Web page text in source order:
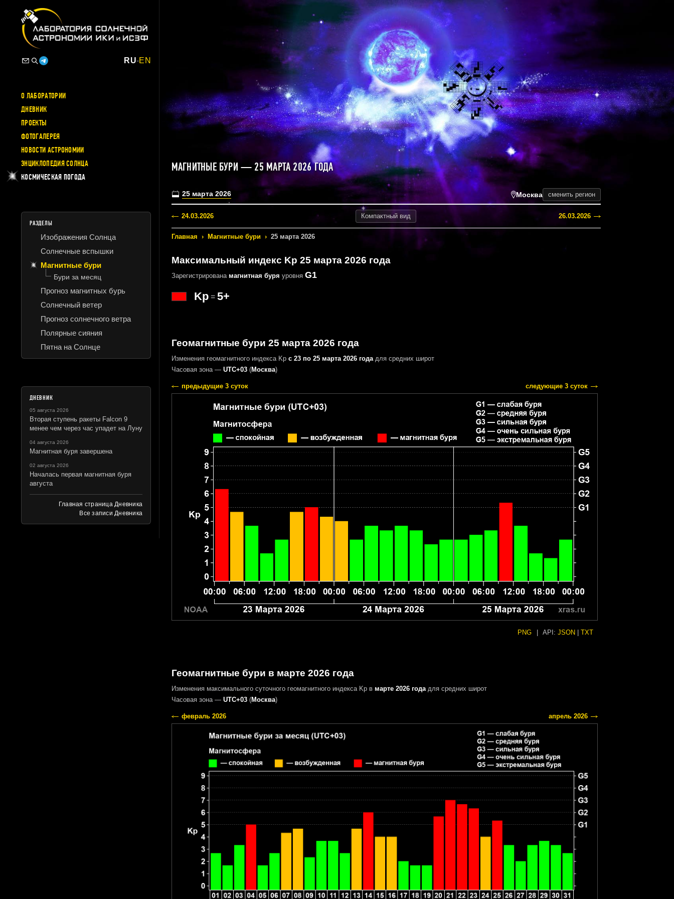
RU-EN
О ЛАБОРАТОРИИ
ДНЕВНИК
ПРОЕКТЫ
ФОТОГАЛЕРЕЯ
НОВОСТИ АСТРОНОМИИ
ЭНЦИКЛОПЕДИЯ СОЛНЦА
КОСМИЧЕСКАЯ ПОГОДА
РАЗДЕЛЫ
Изображения Солнца
Солнечные вспышки
Магнитные бури
Бури за месяц
Прогноз магнитных бурь
Солнечный ветер
Прогноз солнечного ветра
Полярные сияния
Пятна на Солнце
ДНЕВНИК
05 августа 2026
Вторая ступень ракеты Falcon 9
менее чем через час упадет на Луну
04 августа 2026
Магнитная буря завершена
02 августа 2026
Началась первая магнитная буря
августа
Главная страница Дневника
Все записи Дневника
МАГНИТНЫЕ БУРИ — 25 МАРТА 2026 ГОДА
25 марта 2026 Москва сменить регион
24.03.2026 Компактный вид 26.03.2026
Главная › Магнитные бури › 25 марта 2026
Максимальный индекс Kp 25 марта 2026 года
Зарегистрирована магнитная буря уровня G1
Kp= 5+
Геомагнитные бури 25 марта 2026 года
Изменения геомагнитного индекса Kp с 23 по 25 марта 2026 годадля средних широт
Часовая зона — UTC+03(Москва)
предыдущие 3 суток следующие 3 суток
PNG API: JSON TXT
Геомагнитные бури в марте 2026 года
Изменения максимального суточного геомагнитного индекса Kp в марте 2026 годадля средних широт
Часовая зона — UTC+03(Москва)
февраль 2026 апрель 2026